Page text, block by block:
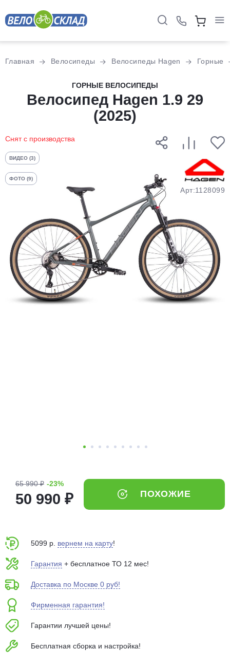
Главная Велосипеды Велосипеды Hagen Горные
ГОРНЫЕ ВЕЛОСИПЕДЫ
Велосипед Hagen 1.9 29
(2025)
Снят с производства
ВИДЕО (3)
ФОТО (9)
Арт:1128099
65 990 ₽ -23%
50 990 ₽ ПОХОЖИЕ
5099 р. вернем на карту!
Гарантия + бесплатное ТО 12 мес!
Доставка по Москве 0 руб!
Фирменная гарантия!
Гарантии лучшей цены!
Бесплатная сборка и настройка!
Разбейте
оплатуна части
без переплат
График платежей
Добавляйте товары
в корзину
Оплачивайте сегодня только
25% картой любого банка
недели
plait.ru